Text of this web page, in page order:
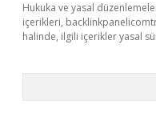
Hukuka ve yasal
içerikleri,
halinde, ilgili içerikler yasal